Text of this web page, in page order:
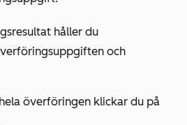
håller du
och
överföringen klickar du på